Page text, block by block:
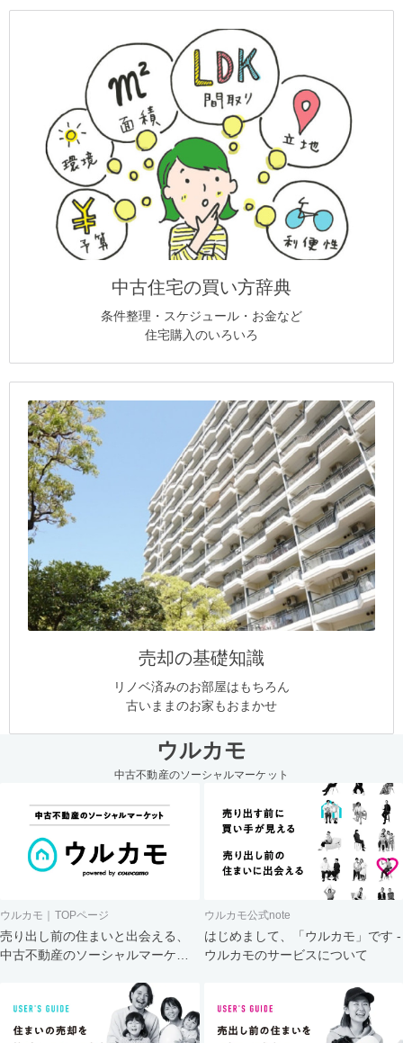
中古住宅の買い方辞典
条件整理・スケジュール・お金など
住宅購入のいろいろ
売却の基礎知識
リノベ済みのお部屋はもちろん
古いままのお家もおまかせ
ウルカモ
中古不動産のソーシャルマーケット
ウルカモ｜TOPページ
売り出し前の住まいと出会える、
中古不動産のソーシャルマーケッ
ウルカモ公式note
はじめまして、「ウルカモ」です -
ウルカモのサービスについて